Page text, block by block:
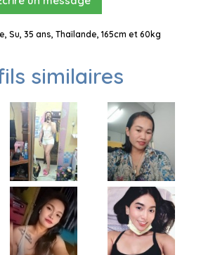
Su, 35 ans, Thaïlande, 165cm et 60kg
similaires